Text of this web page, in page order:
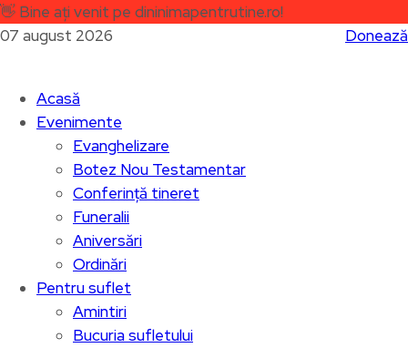
👋 Bine ați venit pe dininimapentrutine.ro!
07 august 2026
Donează
Acasă
Evenimente
Evanghelizare
Botez Nou Testamentar
Conferință tineret
Funeralii
Aniversări
Ordinări
Pentru suflet
Amintiri
Bucuria sufletului